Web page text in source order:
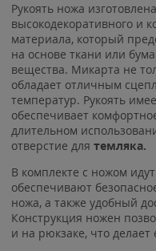
Рукоять ножа
высокодекоративного и
материала, который
на основе ткани или
вещества. Микарта не
обладает отличным
температур. Рукоять
обеспечивает
длительном
отверстие для темляка.
В комплекте с ножом идут
обеспечивают
ножа, а также удобный
Конструкция ножен
и на рюкзаке, что